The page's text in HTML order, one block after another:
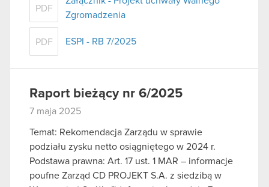
używanie plików cookie.
PDF
Zgromadzenia
PDF ESPI - RB 7/2025
Raport bieżący nr 6/2025
7 maja 2025
Temat: Rekomendacja Zarządu w sprawie
podziału zysku netto osiągniętego w 2024 r.
Podstawa prawna: Art. 17 ust. 1 MAR – informacje
poufne Zarząd CD PROJEKT S.A. z siedzibą w